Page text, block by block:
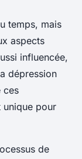
temps, mais
aspects
influencée,
dépression
ces
unique pour
de